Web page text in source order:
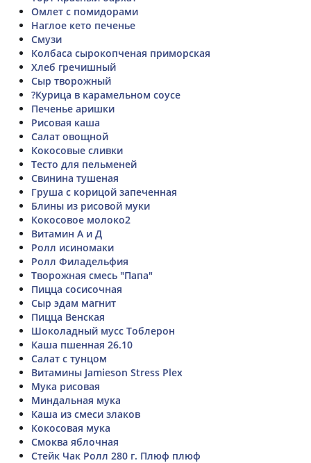
Омлет с помидорами
Наглое кето печенье
Смузи
Колбаса сырокопченая приморская
Хлеб гречишный
Сыр творожный
?Курица в карамельном соусе
Печенье аришки
Рисовая каша
Салат овощной
Кокосовые сливки
Тесто для пельменей
Свинина тушеная
Груша с корицой запеченная
Блины из рисовой муки
Кокосовое молоко2
Витамин А и Д
Ролл исиномаки
Ролл Филадельфия
Творожная смесь "Папа"
Пицца сосисочная
Сыр эдам магнит
Пицца Венская
Шоколадный мусс Тоблерон
Каша пшенная 26.10
Салат с тунцом
Витамины Jamieson Stress Plex
Мука рисовая
Миндальная мука
Каша из смеси злаков
Кокосовая мука
Смоква яблочная
Стейк Чак Ролл 280 г. Плюф плюф